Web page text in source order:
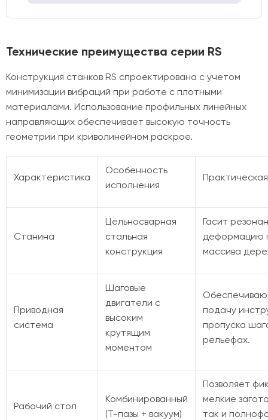
Технические преимущества серии RS
Конструкция станков RS спроектирована с учетом
минимизации вибраций при работе с плотными
материалами. Использование профильных линейных
направляющих обеспечивает высокую точность
геометрии при криволинейном раскрое.
Характеристика
Особенность
исполнения
Станина
Цельносварная
стальная
конструкция
Гасит
деформацию
массива
Приводная
система
Шаговые
двигатели с
высоким
крутящим
моментом
подачу
пропуска
рельефах.
Рабочий стол
Комбинированный
(Т-пазы + вакуум)
Позволяет
мелкие
так и